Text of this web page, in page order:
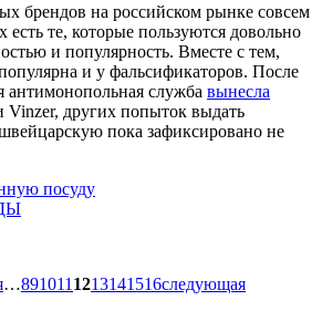
брендов на российском рынке совсем
те, которые пользуются довольно
и популярность. Вместе с тем,
и у фальсификаторов. После
антимонопольная служба вынесла
Vinzer, других попыток выдать
пока зафиксировано не
посуду
…891011 1213141516следующая